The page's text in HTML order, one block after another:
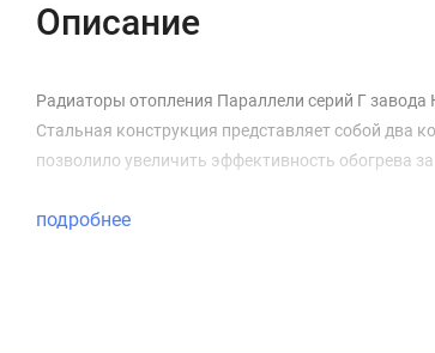
Описание
Радиаторы отопления Параллели серий Г
Стальная конструкция представляет собой два
позволило увеличить эффективность обогрева
подробнее